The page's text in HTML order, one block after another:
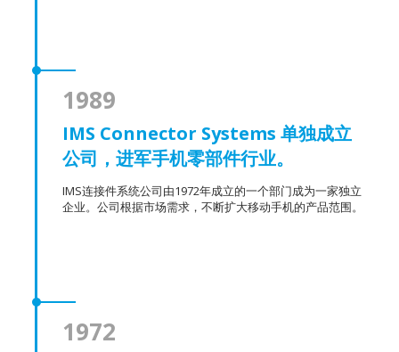
1989
IMS Connector Systems 单独成立
公司，进军手机零部件行业。
IMS连接件系统公司由1972年成立的一个部门成为一家独立
企业。公司根据市场需求，不断扩大移动手机的产品范围。
1972